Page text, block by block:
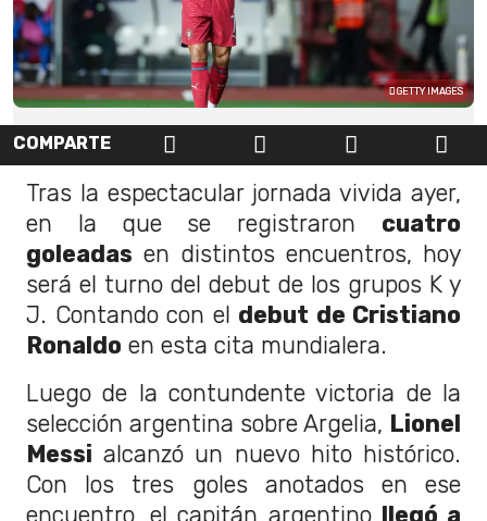
GETTY IMAGES
COMPARTE
Tras la espectacular jornada vivida ayer,
en la que se registraron cuatro
goleadas en distintos encuentros, hoy
será el turno del debut de los grupos K y
J. Contando con el debut de Cristiano
Ronaldo en esta cita mundialera.
Luego de la contundente victoria de la
selección argentina sobre Argelia, Lionel
Messi alcanzó un nuevo hito histórico.
Con los tres goles anotados en ese
encuentro, el capitán argentino llegó a